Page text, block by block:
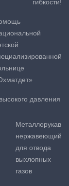
гибкости!
давления
Металлорукав
нержавеющий
для отвода
выхлопных
газов